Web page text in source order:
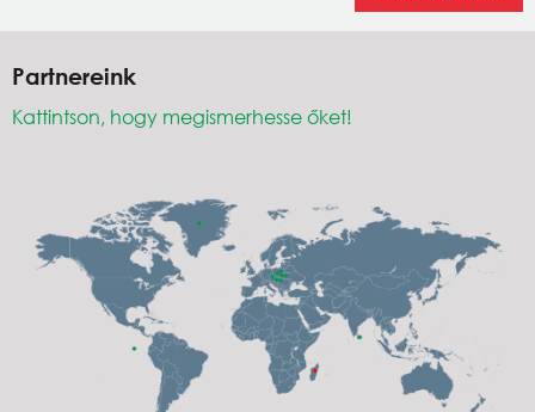
Partnereink
Kattintson, hogy megismerhesse őket!